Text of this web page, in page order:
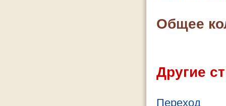
Общее
Другие
Переход